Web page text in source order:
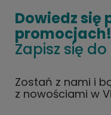
Dowiedz się
promocjach!
Zapisz się
Zostań z nami i
z nowościami w